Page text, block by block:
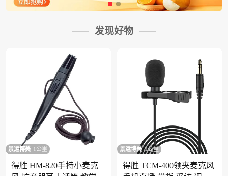
发现好物
景运博美 1公里
得胜 HM-820手持小麦克
景运博美 1公里
得胜 TCM-400领夹麦克风